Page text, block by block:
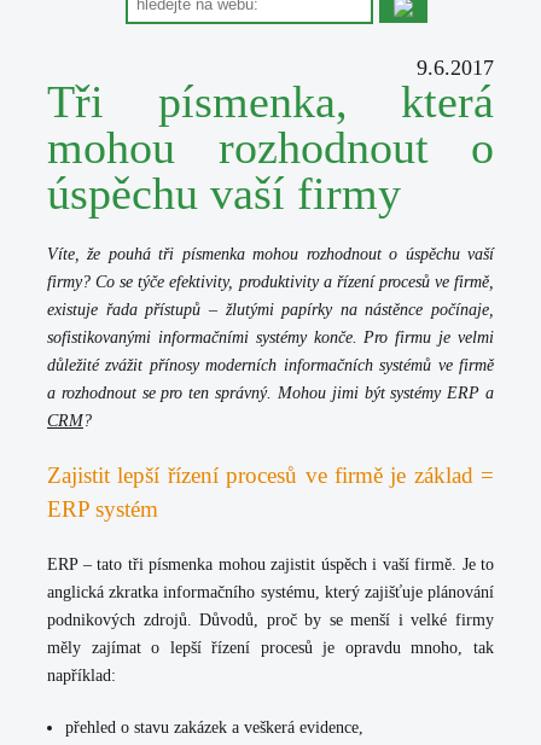
Tři písmenka, která
mohou rozhodnout o
úspěchu vaší firmy
9.6.2017
Víte, že pouhá tři písmenka mohou rozhodnout o úspěchu vaší
firmy? Co se týče efektivity, produktivity a řízení procesů ve firmě,
existuje řada přístupů – žlutými papírky na nástěnce počínaje,
sofistikovanými informačními systémy konče. Pro firmu je velmi
důležité zvážit přínosy moderních informačních systémů ve firmě
a rozhodnout se pro ten správný. Mohou jimi být systémy ERP a
CRM?
Zajistit lepší řízení procesů ve firmě je základ =
ERP systém
ERP – tato tři písmenka mohou zajistit úspěch i vaší firmě. Je to
anglická zkratka informačního systému, který zajišťuje plánování
podnikových zdrojů. Důvodů, proč by se menší i velké firmy
měly zajímat o lepší řízení procesů je opravdu mnoho, tak
například:
přehled o stavu zakázek a veškerá evidence,